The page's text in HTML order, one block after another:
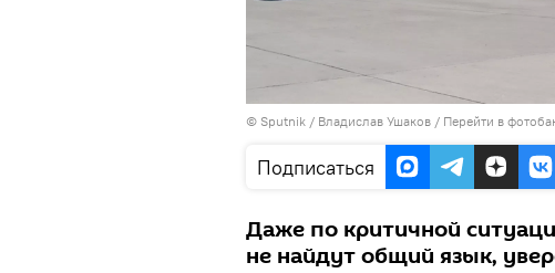
© Sputnik / Владислав Ушаков / Перейти в
Подписаться
Даже по критичной
не найдут общий язык,